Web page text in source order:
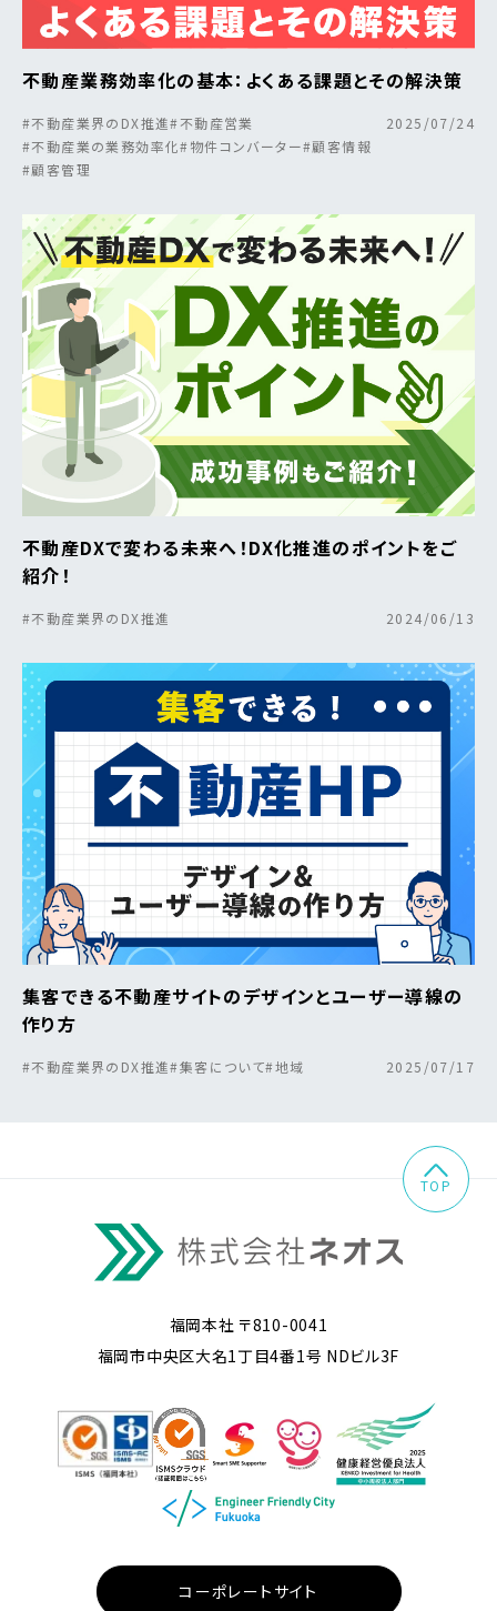
不動産業務効率化の基本：よくある課題とその解決策
#不動産業界のDX推進#不動産営業
#不動産業の業務効率化#物件コンバーター#顧客情報
#顧客管理
2025/07/24
不動産DXで変わる未来へ！DX化推進のポイントをご
紹介！
#不動産業界のDX推進 2024/06/13
集客できる不動産サイトのデザインとユーザー導線の
作り方
#不動産業界のDX推進#集客について#地域 2025/07/17
福岡本社 〒810-0041
福岡市中央区大名1丁目4番1号 NDビル3F
コーポレートサイト
TOP